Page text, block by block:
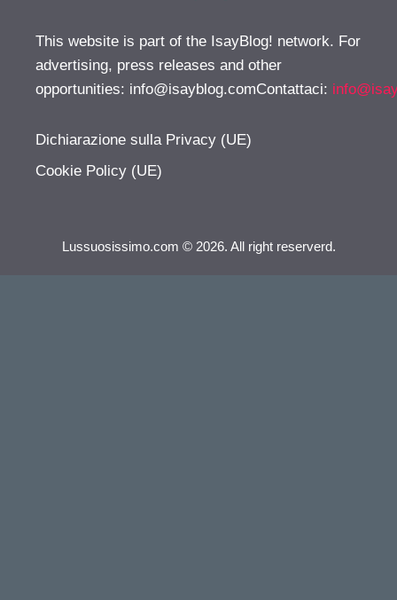
This website is part of the IsayBlog! network. For
advertising, press releases and other
opportunities: info@isayblog.comContattaci:
Dichiarazione sulla Privacy (UE)
Cookie Policy (UE)
Lussuosissimo.com © 2026. All right reserverd.